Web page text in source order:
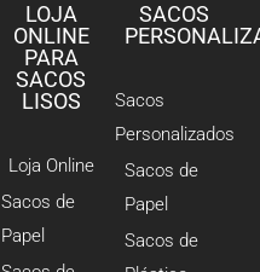
LOJA
ONLINE
PARA
SACOS
LISOS
Loja Online
Sacos de
Papel
SACOS
Sacos
Personalizados
Sacos de
Papel
Sacos de